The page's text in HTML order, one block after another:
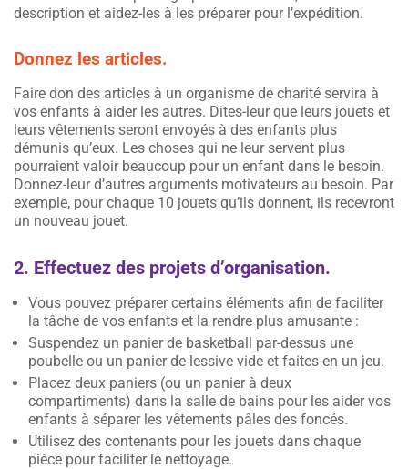
description et aidez-les à les préparer pour l’expédition.
Donnez les articles.
Faire don des articles à un organisme de charité servira à
vos enfants à aider les autres. Dites-leur que leurs jouets et
leurs vêtements seront envoyés à des enfants plus
démunis qu’eux. Les choses qui ne leur servent plus
pourraient valoir beaucoup pour un enfant dans le besoin.
Donnez-leur d’autres arguments motivateurs au besoin. Par
exemple, pour chaque 10 jouets qu’ils donnent, ils recevront
un nouveau jouet.
2. Effectuez des projets d’organisation.
Vous pouvez préparer certains éléments afin de faciliter
la tâche de vos enfants et la rendre plus amusante :
Suspendez un panier de basketball par-dessus une
poubelle ou un panier de lessive vide et faites-en un jeu.
Placez deux paniers (ou un panier à deux
compartiments) dans la salle de bains pour les aider vos
enfants à séparer les vêtements pâles des foncés.
Utilisez des contenants pour les jouets dans chaque
pièce pour faciliter le nettoyage.